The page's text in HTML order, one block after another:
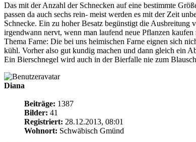
Das mit der Anzahl der Schnecken auf eine bestimmte
passen da auch sechs rein- meist werden es mit der Zeit
Schnecke. Ein zu hoher Besatz begünstigt die
irgendwann nervt, wenn man laufend neue Pflanzen
Thema Farne: Die bei uns heimischen Farne eignen sich
kühl. Vorher also gut kundig machen und dann gleich ein
Ein Bierschnegel wird auch in der Bierfalle nie zum
Diana
Beiträge: 1387
Bilder: 41
Registriert: 28.12.2013, 08:01
Wohnort: Schwäbisch Gmünd